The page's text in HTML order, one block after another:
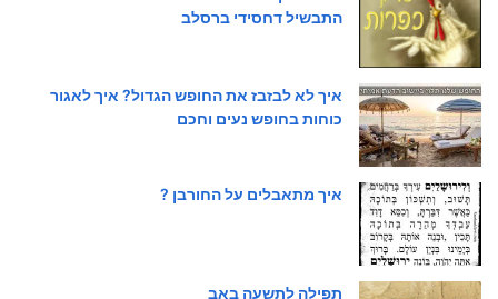
התבשיל דחסידי ברסלב
איך לא לבזבז את החופש הגדול? איך לאגור
כוחות בחופש נעים וחכם
איך מתאבלים על החורבן ?
תפילה לתשעה באב